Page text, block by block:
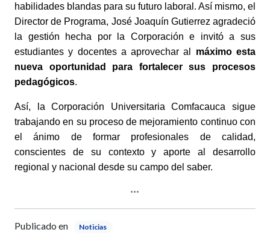
habilidades blandas para su futuro laboral. Así mismo, el
Director de Programa, José Joaquín Gutierrez agradeció
la gestión hecha por la Corporación e invitó a sus
estudiantes y docentes a aprovechar al máximo esta
nueva oportunidad para fortalecer sus procesos
pedagógicos.
Así, la Corporación Universitaria Comfacauca sigue
trabajando en su proceso de mejoramiento continuo con
el ánimo de formar profesionales de calidad,
conscientes de su contexto y aporte al desarrollo
regional y nacional desde su campo del saber.
Publicado en Noticias